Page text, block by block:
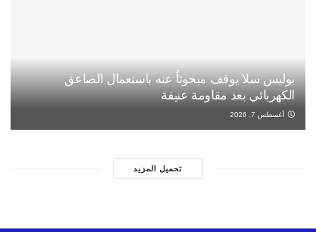
بوليس سلا يوقف مبحوثاً عنه باستعمال الصاعق
الكهربائي بعد مقاومة عنيفة
أغسطس 7, 2026
تحميل المزيد